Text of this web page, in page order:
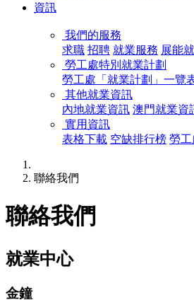
資訊
我們的服務
求職 招聘 就業服務 展能
勞工處特別就業計劃
勞工處「就業計劃」一覽
其他就業資訊
內地就業資訊 澳門就業資
實用資訊
表格下載 空缺排行榜 勞工
聯絡我們
聯絡我們
就業中心
金鐘